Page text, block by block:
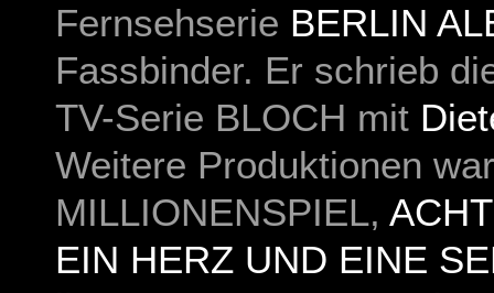
Fernsehserie BERLIN
Fassbinder. Er schrieb
TV-Serie BLOCH mit
Weitere Produktionen
MILLIONENSPIEL,
EIN HERZ UND EINE